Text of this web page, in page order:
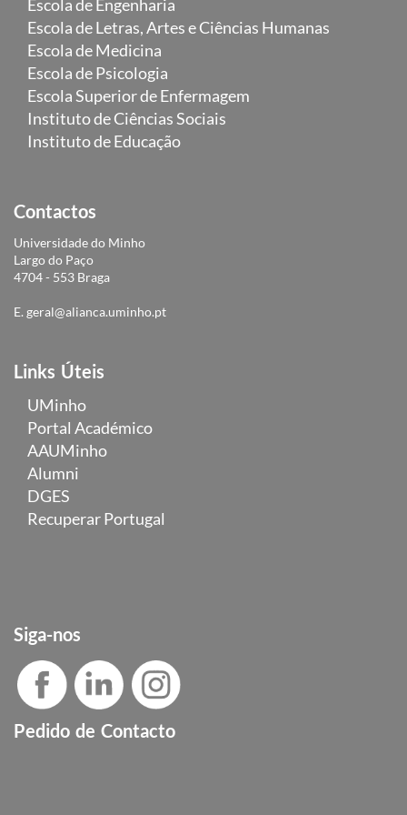
Escola de Engenharia
Escola de Letras, Artes e Ciências Humanas
Escola de Medicina
Escola de Psicologia
Escola Superior de Enfermagem
Instituto de Ciências Sociais
Instituto de Educação
Contactos
Universidade do Minho
Largo do Paço
4704 - 553 Braga
E. geral@alianca.uminho.pt
Links Úteis
UMinho
Portal Académico
AAUMinho
Alumni
DGES
Recuperar Portugal
Siga-nos
Pedido de Contacto